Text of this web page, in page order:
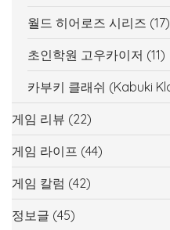
월드 히어로즈 시리즈 (17)
초인학원 고우카이저 (11)
카부키 클래쉬 (Kabuki
게임 리뷰 (22)
게임 라이프 (44)
게임 칼럼 (42)
정보글 (45)